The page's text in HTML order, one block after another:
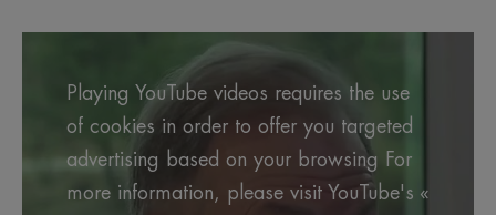
Playing YouTube videos requires the use
of cookies in order to offer you targeted
advertising based on your browsing For
more information, please visit YouTube's «